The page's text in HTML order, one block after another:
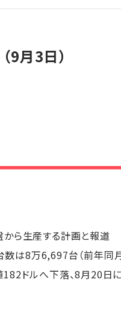
月3日）
から生産する計画と報道
数は8万6,697台（前年同
ドルへ下落、8月20日